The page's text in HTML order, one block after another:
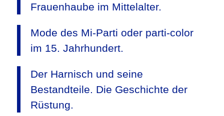
Frauenhaube im Mittelalter.
Mode des Mi-Parti oder parti-color
im 15. Jahrhundert.
Der Harnisch und seine
Bestandteile. Die Geschichte der
Rüstung.